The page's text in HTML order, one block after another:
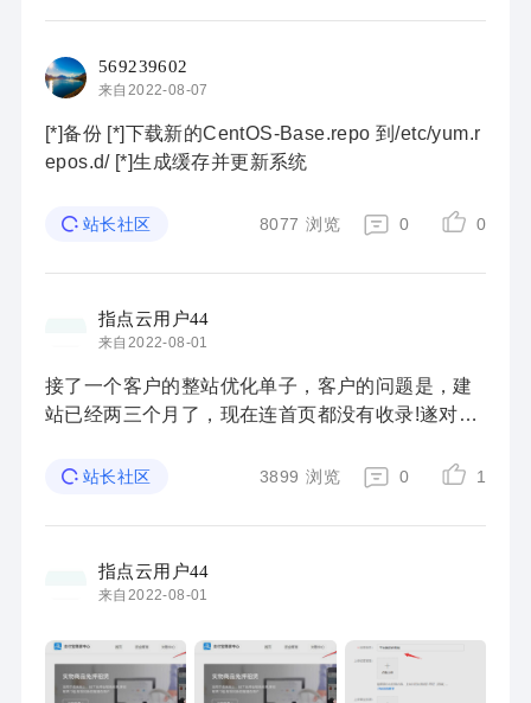
569239602
来自2022-08-07
[*]备份 [*]下载新的CentOS-Base.repo 到/etc/yum.r
epos.d/ [*]生成缓存并更新系统
站长社区 8077 浏览 0 0
指点云用户44
来自2022-08-01
接了一个客户的整站优化单子，客户的问题是，建
站已经两三个月了，现在连首页都没有收录!遂对客
了一套优化方案，目前整个方案在有序推进。因为
站长社区 3899 浏览 0 1
指点云用户44
来自2022-08-01